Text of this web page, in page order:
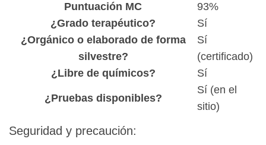
Puntuación MC
93%
¿Grado terapéutico?
Sí
¿Orgánico o elaborado de forma
silvestre?
Sí
(certificado)
¿Libre de químicos?
Sí
¿Pruebas disponibles?
Sí (en el
sitio)
Seguridad y precaución: